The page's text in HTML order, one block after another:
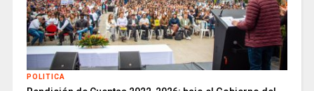
POLITICA